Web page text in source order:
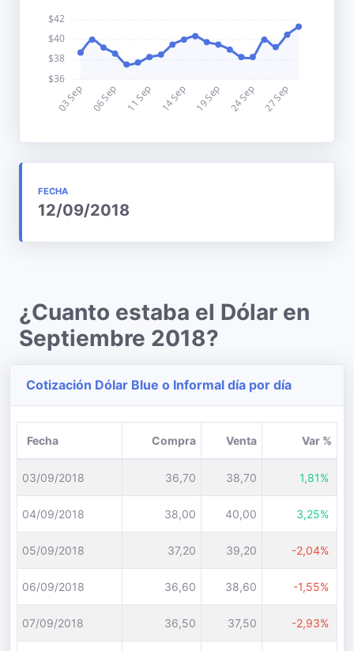
FECHA
12/09/2018
¿Cuanto estaba el Dólar en
Septiembre 2018?
Cotización Dólar Blue o Informal día por día
Fecha Compra Venta Var %
03/09/2018 36,70 38,70 1,81%
04/09/2018 38,00 40,00 3,25%
05/09/2018 37,20 39,20 -2,04%
06/09/2018 36,60 38,60 -1,55%
07/09/2018 36,50 37,50 -2,93%